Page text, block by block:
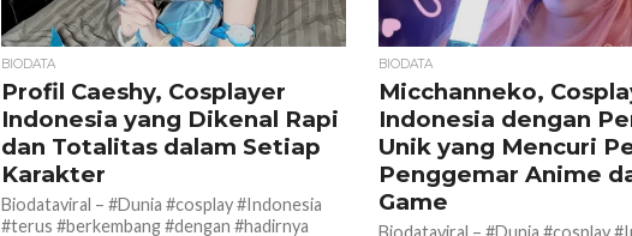
BIODATA
Profil Caeshy, Cosplayer
Indonesia yang Dikenal Rapi
dan Totalitas dalam Setiap
Karakter
Biodataviral – #Dunia #cosplay #Indonesia
#terus #berkembang #dengan #hadirnya
BIODATA
Micchanneko,
Indonesia dengan
Unik yang Mencuri
Penggemar Anime
Game